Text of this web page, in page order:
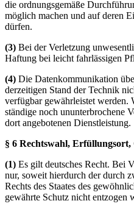
die ordnungsgemäße
möglich machen und auf deren
dürfen.
(3) Bei der Verletzung
Haftung bei leicht fahrlässigen
(4) Die Datenkommunikation
derzeitigen Stand der Technik
verfügbar gewährleistet
ständige noch ununterbrochene
dort angebotenen Dienstleistung.
§ 6 Rechtswahl, Erfüllungsort,
(1) Es gilt deutsches Recht. Bei
nur, soweit hierdurch der durch
Rechts des Staates des
gewährte Schutz nicht entzogen